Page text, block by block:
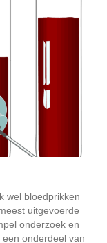
wel bloedprikken
uitgevoerde
onderzoek en
onderdeel van